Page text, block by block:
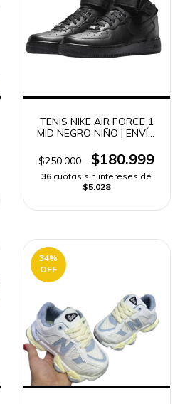
TENIS NIKE AIR FORCE 1
MID NEGRO NIÑO | ENVÍO
$250.000
$180.999
36 cuotas sin intereses de
$5.028
34%
OFF